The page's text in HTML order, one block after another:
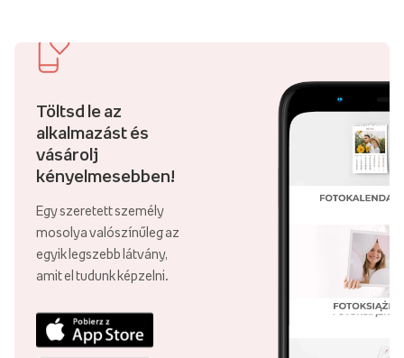
Töltsd le az
alkalmazást és
vásárolj
kényelmesebben!
Egy szeretett személy
mosolya valószínűleg az
egyik legszebb látvány,
amit el tudunk képzelni.